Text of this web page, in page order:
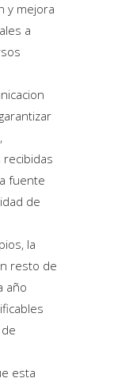
y mejora
a
recibidas
fuente
de
la
resto de
año
esta